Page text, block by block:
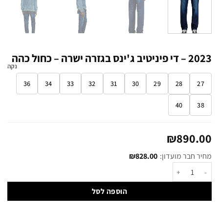
2023 – די פיניטיב ג'ינס בגזרה ישרה – כחול כהה
27
28
29
30
31
32
33
34
36
38
40
נקה
₪890.00
מחיר חבר מועדון: ₪828.00
הוספה לסל